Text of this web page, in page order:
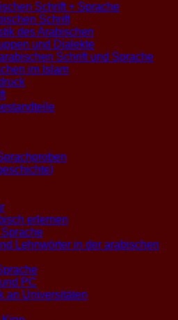
Schrift + Sprache
Schrift
des Arabischen
und Dialekte
Schrift und Sprache
im Islam
erlernen
Lehnwörter in der arabischen
PC
an Universitäten